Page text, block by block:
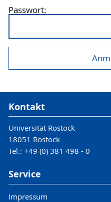
Passwort:
Kontakt
Universität Rostock
18051 Rostock
Tel.: +49 (0) 381 498 - 0
Service
Impressum